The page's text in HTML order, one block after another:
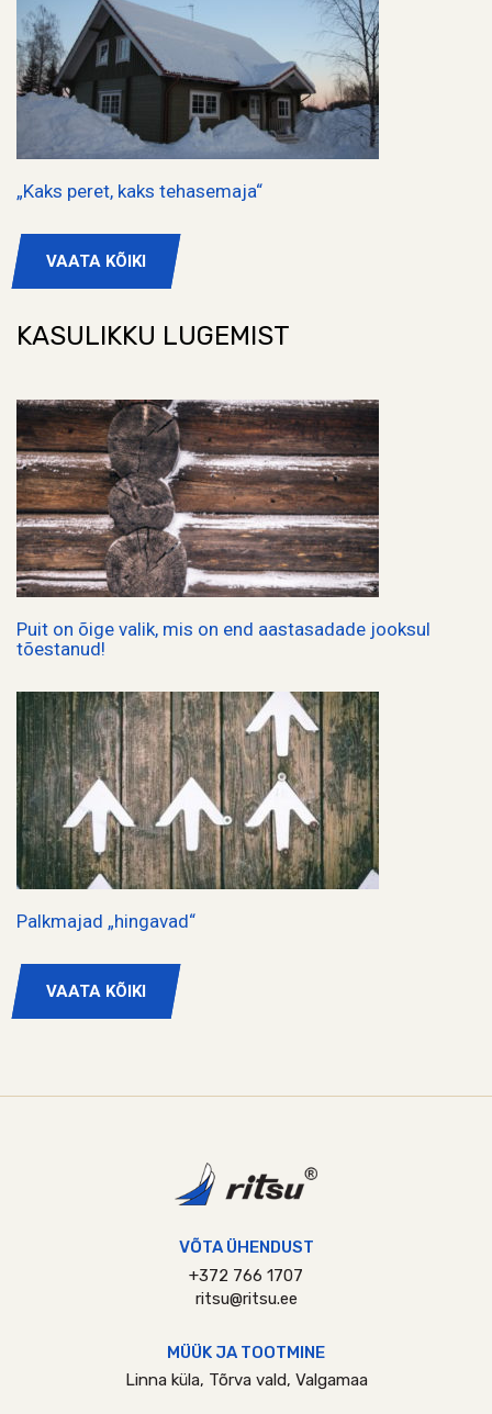
„Kaks peret, kaks tehasemaja“
VAATA KÕIKI
KASULIKKU LUGEMIST
Puit on õige valik, mis on end aastasadade jooksul
tõestanud!
Palkmajad „hingavad“
VAATA KÕIKI
VÕTA ÜHENDUST
+372 766 1707
ritsu@ritsu.ee
MÜÜK JA TOOTMINE
Linna küla, Tõrva vald, Valgamaa